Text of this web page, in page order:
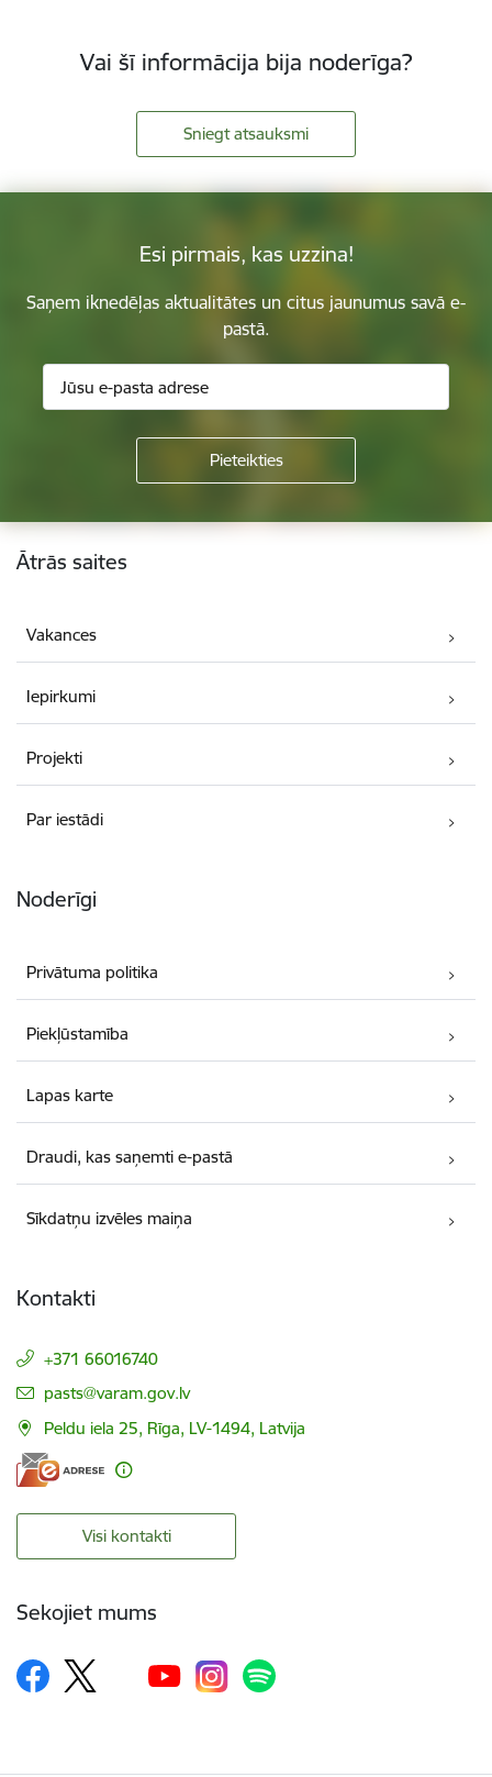
Vai šī informācija bija noderīga?
Sniegt atsauksmi
Esi pirmais, kas uzzina!
Saņem iknedēļas aktualitātes un citus jaunumus savā e-
pastā.
Kājene
Ātrās saites
Vakances
Iepirkumi
Projekti
Par iestādi
Noderīgi
Privātuma politika
Piekļūstamība
Lapas karte
Draudi, kas saņemti e-pastā
Sīkdatņu izvēles maiņa
Kontakti
+371 66016740
E-pasts:
pasts@varam.gov.lv
Peldu iela 25, Rīga, LV-1494, Latvija
Visi kontakti
Sekojiet mums